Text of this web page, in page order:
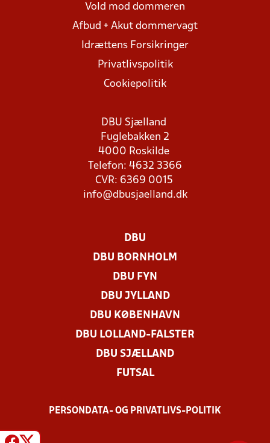
Vold mod dommeren
Afbud + Akut dommervagt
Idrættens Forsikringer
Privatlivspolitik
Cookiepolitik
DBU Sjælland
Fuglebakken 2
4000 Roskilde
Telefon: 4632 3366
CVR: 6369 0015
info@dbusjaelland.dk
DBU
DBU BORNHOLM
DBU FYN
DBU JYLLAND
DBU KØBENHAVN
DBU LOLLAND-FALSTER
DBU SJÆLLAND
FUTSAL
PERSONDATA- OG PRIVATLIVS-POLITIK